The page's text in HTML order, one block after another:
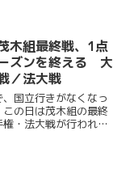
木組最終戦、1点
ズンを終える 大
／法大戦
国立行きがなくなっ
の日は茂木組の最終
・法大戦が行われ